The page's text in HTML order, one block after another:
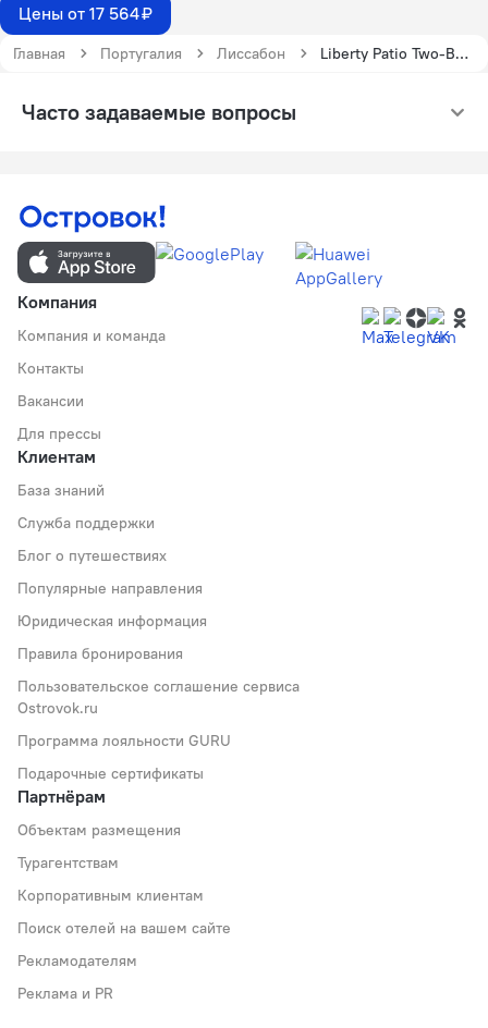
Цены от 17 564 ₽
Главная Португалия Лиссабон Liberty Patio Two-Bedroom Apartment w/ Patio - by LU Holidays
Часто задаваемые вопросы
Компания
Компания и команда
Контакты
Вакансии
Для прессы
Клиентам
База знаний
Служба поддержки
Блог о путешествиях
Популярные направления
Юридическая информация
Правила бронирования
Пользовательское соглашение сервиса
Ostrovok.ru
Программа лояльности GURU
Подарочные сертификаты
Партнёрам
Объектам размещения
Турагентствам
Корпоративным клиентам
Поиск отелей на вашем сайте
Рекламодателям
Реклама и PR